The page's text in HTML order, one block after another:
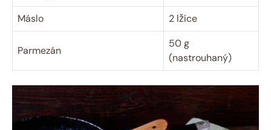
Máslo 2 lžíce
Parmezán
50 g
(nastrouhaný)